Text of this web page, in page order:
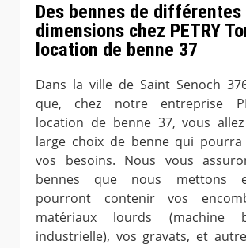
Des bennes de différentes
dimensions chez PETRY
location de benne 37
Dans la ville de Saint Senoch
que, chez notre entreprise
location de benne 37, vous
large choix de benne qui
vos besoins. Nous vous
bennes que nous mettons
pourront contenir vos
matériaux lourds (machine
industrielle), vos gravats, et